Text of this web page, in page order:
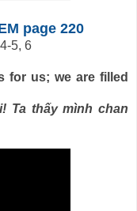
page 220
5, 6
for us; we are filled
Ta thấy mình chan